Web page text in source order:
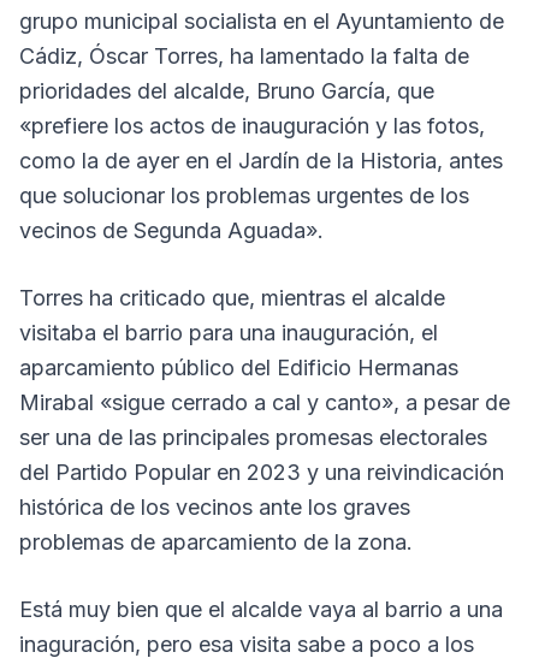
grupo municipal socialista en el Ayuntamiento de
Cádiz, Óscar Torres, ha lamentado la falta de
prioridades del alcalde, Bruno García, que
«prefiere los actos de inauguración y las fotos,
como la de ayer en el Jardín de la Historia, antes
que solucionar los problemas urgentes de los
vecinos de Segunda Aguada».
Torres ha criticado que, mientras el alcalde
visitaba el barrio para una inauguración, el
aparcamiento público del Edificio Hermanas
Mirabal «sigue cerrado a cal y canto», a pesar de
ser una de las principales promesas electorales
del Partido Popular en 2023 y una reivindicación
histórica de los vecinos ante los graves
problemas de aparcamiento de la zona.
Está muy bien que el alcalde vaya al barrio a una
inaguración, pero esa visita sabe a poco a los